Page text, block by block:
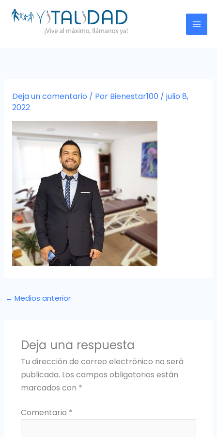
Deja un comentario / Por Bienestar100 / julio 8,
2022
← Medios anterior
Deja una respuesta
Tu dirección de correo electrónico no será
publicada. Los campos obligatorios están
marcados con *
Comentario *